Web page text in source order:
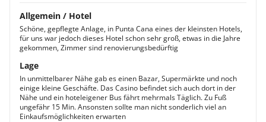
Allgemein / Hotel
Schöne, gepflegte Anlage, in Punta Cana eines der kleinsten Hotels,
für uns war jedoch dieses Hotel schon sehr groß, etwas in die Jahre
gekommen, Zimmer sind renovierungsbedürftig
Lage
In unmittelbarer Nähe gab es einen Bazar, Supermärkte und noch
einige kleine Geschäfte. Das Casino befindet sich auch dort in der
Nähe und ein hoteleigener Bus fährt mehrmals Täglich. Zu Fuß
ungefähr 15 Min. Ansonsten sollte man nicht sonderlich viel an
Einkaufsmöglichkeiten erwarten